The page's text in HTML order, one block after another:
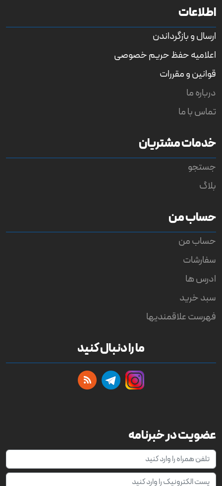
اطلاعات
ارسال و بازگرداندن
اعلامیه حفظ حریم خصوصی
قوانین و مقررات
درباره ما
تماس با ما
خدمات مشتریان
جستجو
بلاگ
حساب من
حساب من
سفارشات
ادرس ها
سبد خرید
فهرست علاقمندیها
ما را دنبال کنید
عضویت در خبرنامه